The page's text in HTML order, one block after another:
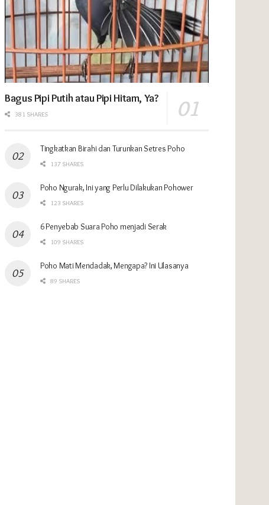
Bagus Pipi Putih atau Pipi Hitam, Ya?
381 SHARES
Tingkatkan Birahi dan Turunkan Setres Poho
137 SHARES
Poho Ngurak, Ini yang Perlu Dilakukan Pohower
123 SHARES
6 Penyebab Suara Poho menjadi Serak
109 SHARES
Poho Mati Mendadak, Mengapa? Ini Ulasanya
89 SHARES